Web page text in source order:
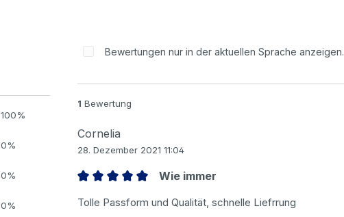
100%
0%
0%
0%
Bewertungen nur in der aktuellen Sprache anzeigen.
1 Bewertung
Cornelia
28. Dezember 2021 11:04
Wie immer
Tolle Passform und Qualität, schnelle Liefrrung